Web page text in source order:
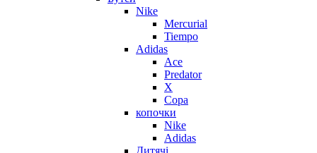
Nike
Mercurial
Tiempo
Adidas
Ace
Predator
X
Copa
копочки
Nike
Adidas